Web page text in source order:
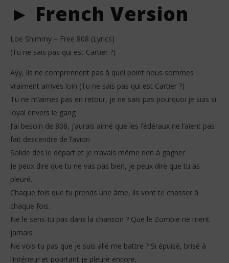
► French Version
Loe Shimmy – Free 808 (Lyrics)
(Tu ne sais pas qui est Cartier ?)
Ayy, ils ne comprennent pas à quel point nous sommes
vraiment arrivés loin (Tu ne sais pas qui est Cartier ?)
Tu ne m’aimes pas en retour, je ne sais pas pourquoi je suis si
loyal envers le gang
J’ai besoin de 808, j’aurais aimé que les fédéraux ne l’aient pas
fait descendre de l’avion
Solide dès le départ et je n’avais même rien à gagner
Je peux dire que tu ne vas pas bien, je peux dire que tu as
pleuré.
Chaque fois que tu prends une âme, ils vont te chasser à
chaque fois.
Ne le sens-tu pas dans la chanson ? Que le Zombie ne ment
jamais
Ne vois-tu pas que je suis allé me battre ? Si épuisé, brisé à
l’intérieur et pourtant je pleure encore.